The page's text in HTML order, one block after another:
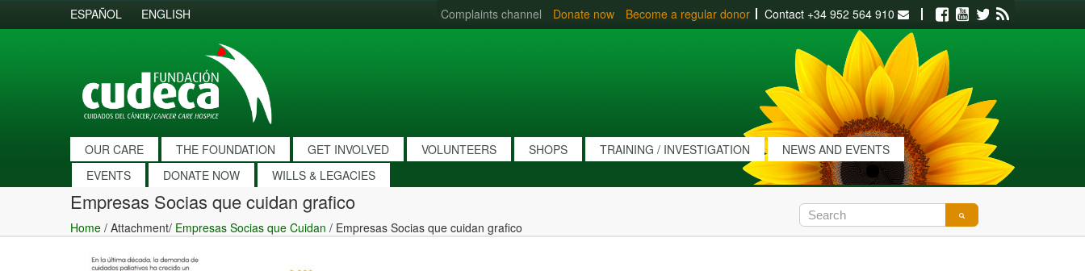
ESPAÑOL ENGLISH Complaints channel Donate now Become a regular donor Contact +34 952 564 910 Facebook
Youtube
Twitter
OUR CARE THE FOUNDATION GET INVOLVED VOLUNTEERS SHOPS TRAINING / INVESTIGATION
NEWS AND EVENTS
EVENTS
DONATE NOW WILLS & LEGACIES
Empresas Socias que cuidan grafico
Home / Attachment/ Empresas Socias que Cuidan / Empresas Socias que cuidan grafico